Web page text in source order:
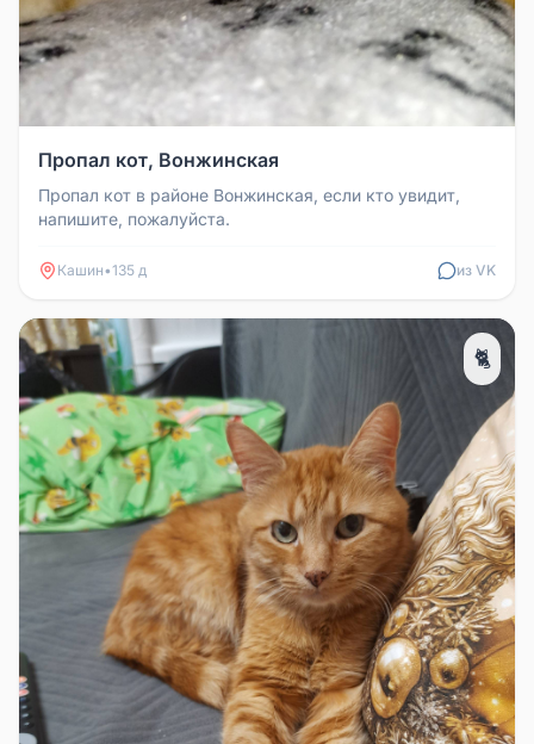
Пропал кот, Вонжинская
Пропал кот в районе Вонжинская, если кто увидит,
напишите, пожалуйста.
Кашин•135 д из VK
🐈